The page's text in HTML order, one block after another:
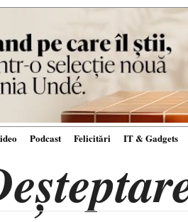
Podcast Felicitări IT & Gadgets